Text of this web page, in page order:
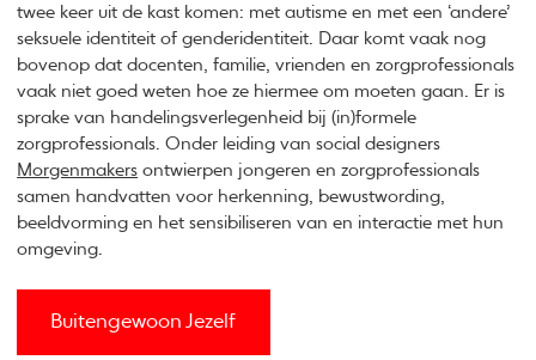
twee keer uit de kast komen: met autisme en met een ‘andere’
seksuele identiteit of genderidentiteit. Daar komt vaak nog
bovenop dat docenten, familie, vrienden en zorgprofessionals
vaak niet goed weten hoe ze hiermee om moeten gaan. Er is
sprake van handelingsverlegenheid bij (in)formele
zorgprofessionals. Onder leiding van social designers
Morgenmakers ontwierpen jongeren en zorgprofessionals
samen handvatten voor herkenning, bewustwording,
beeldvorming en het sensibiliseren van en interactie met hun
omgeving.
Buitengewoon Jezelf